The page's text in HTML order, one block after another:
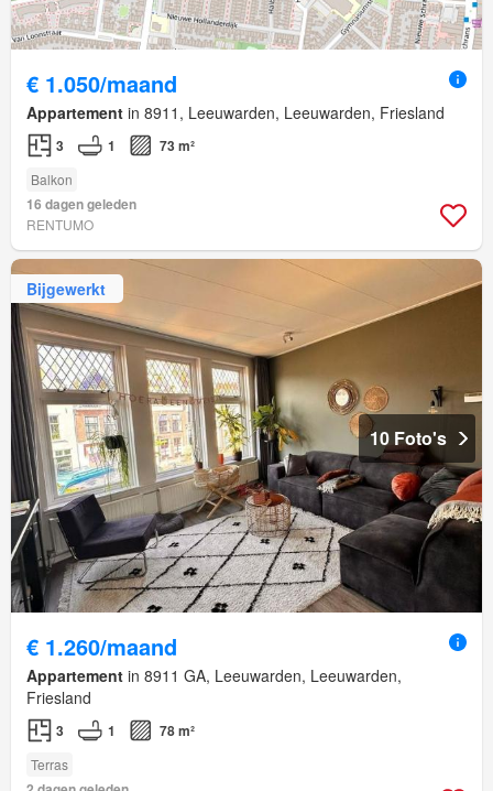
€ 1.050/maand
Appartement in 8911, Leeuwarden, Leeuwarden, Friesland
3 1 73 m²
Balkon
16 dagen geleden
RENTUMO
Bijgewerkt
10 Foto's
€ 1.260/maand
Appartement in 8911 GA, Leeuwarden, Leeuwarden,
Friesland
3 1 78 m²
Terras